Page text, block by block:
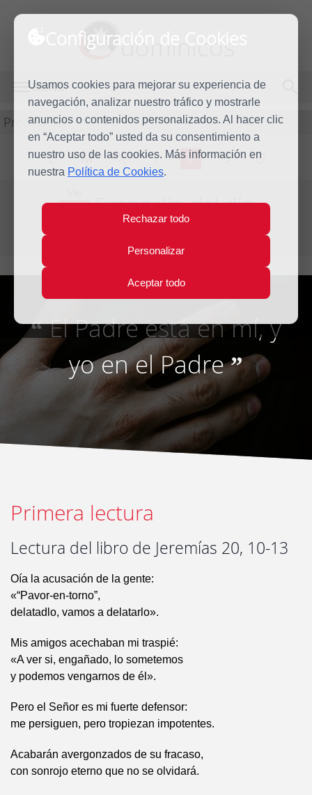
Configuración de Cookies
Usamos cookies para mejorar su experiencia de
navegación, analizar nuestro tráfico y mostrarle
anuncios o contenidos personalizados. Al hacer clic
en “Aceptar todo” usted da su consentimiento a
nuestro uso de las cookies. Más información en
nuestra Política de Cookies.
Rechazar todo
Personalizar
Aceptar todo
dominicos
MENÚ
Predicación
L M X J V S D
31 Evangelio del día
“El Padre está en mí, y
yo en el Padre”
Primera lectura
Lectura del libro de Jeremías 20, 10-13
Oía la acusación de la gente:
«“Pavor-en-torno”,
delatadlo, vamos a delatarlo».
Mis amigos acechaban mi traspié:
«A ver si, engañado, lo sometemos
y podemos vengarnos de él».
Pero el Señor es mi fuerte defensor:
me persiguen, pero tropiezan impotentes.
Acabarán avergonzados de su fracaso,
con sonrojo eterno que no se olvidará.